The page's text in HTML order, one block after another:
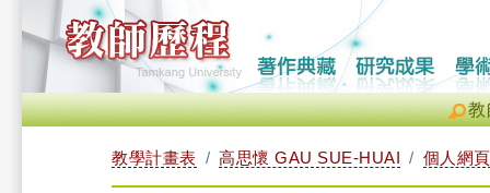
教
教學計畫表 高思懷 GAU SUE-HUAI 個人網頁